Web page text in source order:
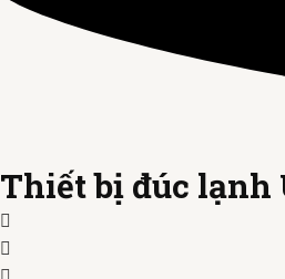
Thiết bị đúc lạnh